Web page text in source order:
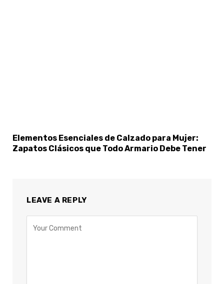
Elementos Esenciales de Calzado para Mujer:
Zapatos Clásicos que Todo Armario Debe Tener
LEAVE A REPLY